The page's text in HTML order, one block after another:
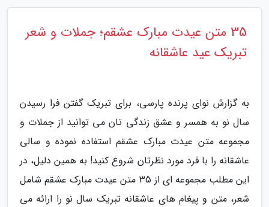
35 متن عیدت مبارک عشقم؛ جملات و شعر
تبریک عید عاشقانه
به گزارش نوای پرنده پارسی، برای تبریک گفتن فرا رسیدن
سال نو به همسر و عشق زندگی تان می توانید از جملات و
مجموعه متن عیدت مبارک عشقم استفاده نموده و سالی
عاشقانه را با فرد مورد نظرتان شروع کنید! به همین دلیل، در
این مطلب مجموعه ای از 35 متن عیدت مبارک عشقم شامل
شعر، متن و پیغام های عاشقانه تبریک سال نو را ارائه می